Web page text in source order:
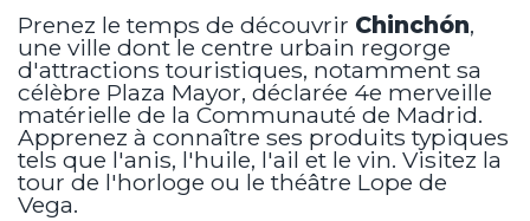
Prenez le temps de découvrir Chinchón,
une ville dont le centre urbain regorge
d'attractions touristiques, notamment sa
célèbre Plaza Mayor, déclarée 4e merveille
matérielle de la Communauté de Madrid.
Apprenez à connaître ses produits typiques
tels que l'anis, l'huile, l'ail et le vin. Visitez la
tour de l'horloge ou le théâtre Lope de
Vega.